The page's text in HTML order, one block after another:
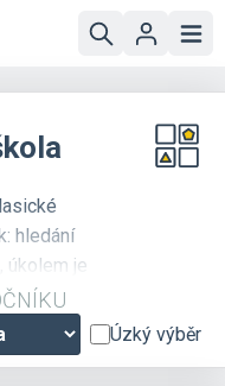
hledání
úkolem je
obrázek!
Úzký výběr